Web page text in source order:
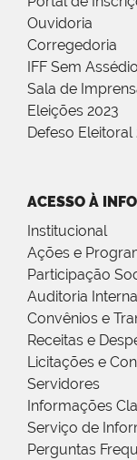
Ouvidoria
Corregedoria
IFF Sem Assédio
Sala de
Eleições 2023
Defeso Eleitoral
ACESSO À
Institucional
Ações e
Participação
Auditoria Interna
Convênios e
Receitas e
Licitações e
Servidores
Informações
Serviço de
Perguntas